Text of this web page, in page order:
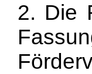
2. Die